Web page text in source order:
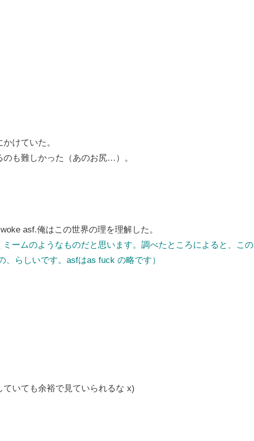
けていた。
も難しかった（あのお尻…）。
asf.俺はこの世界の理を理解した。
ームのようなものだと思います。調べたところによると、この
らしいです。asfはas fuck の略です）
いても余裕で見ていられるな x)